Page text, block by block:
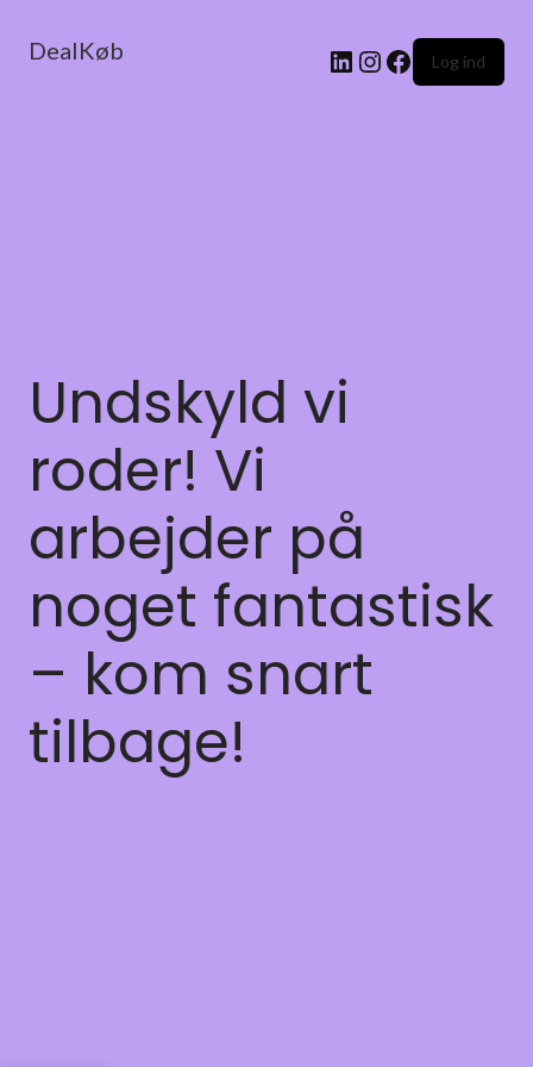
DealKøb Log ind
Undskyld vi
roder! Vi
arbejder på
noget fantastisk
– kom snart
tilbage!